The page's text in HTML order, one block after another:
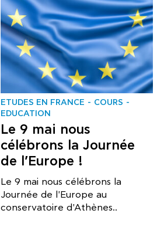
ΕTUDES EN FRANCE
COURS
EDUCATION
Le 9 mai nous
célébrons la Journée
de l’Europe !
Le 9 mai nous célébrons la
Journée de l'Europe au
conservatoire d'Athènes..